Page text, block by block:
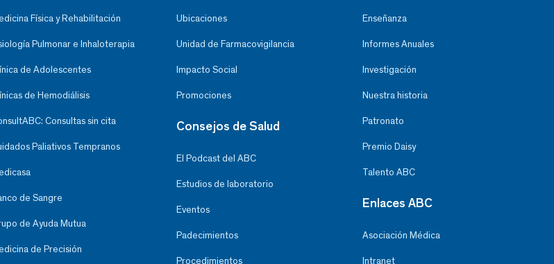
Física y Rehabilitación
Pulmonar e Inhaloterapia
de Adolescentes
de Hemodiálisis
Consultas sin cita
Paliativos Tempranos
de Sangre
de Ayuda Mutua
de Precisión
Ubicaciones
Unidad de Farmacovigilancia
Impacto Social
Promociones
Consejos de Salud
El Podcast del ABC
Estudios de laboratorio
Eventos
Padecimientos
Procedimientos
Enseñanza
Informes Anuales
Investigación
Nuestra historia
Patronato
Premio Daisy
Talento ABC
Enlaces ABC
Asociación Médica
Intranet